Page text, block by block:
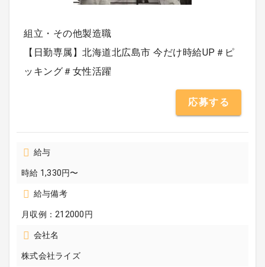
組立・その他製造職
【日勤専属】北海道北広島市 今だけ時給UP＃ピ
ッキング＃女性活躍
応募する
給与
時給 1,330円〜
給与備考
月収例：212000円
会社名
株式会社ライズ